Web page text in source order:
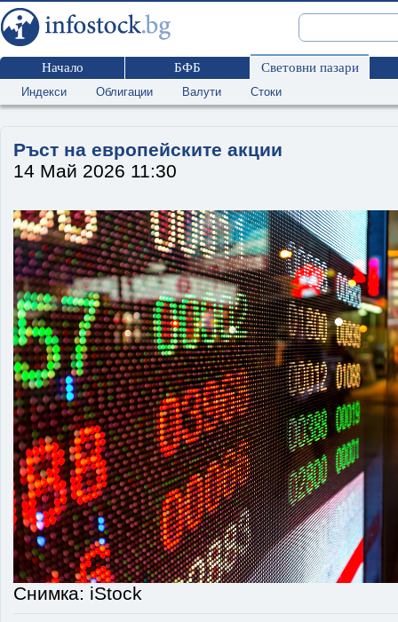
Начало БФБ Световни пазари
Индекси Облигации Валути Стоки
Ръст на европейските акции
14 Май 2026 11:30
Снимка: iStock